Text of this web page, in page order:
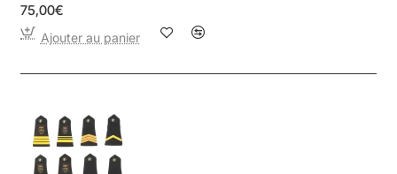
75,00€
Ajouter au panier